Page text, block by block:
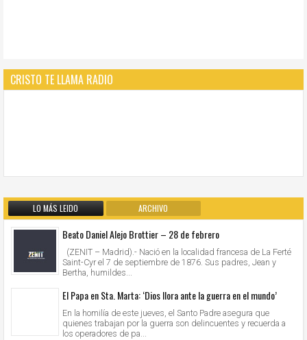
CRISTO TE LLAMA RADIO
LO MÁS LEIDO ARCHIVO
Beato Daniel Alejo Brottier – 28 de febrero
(ZENIT – Madrid).- Nació en la localidad francesa de La Ferté
Saint-Cyr el 7 de septiembre de 1876. Sus padres, Jean y
Bertha, humildes...
El Papa en Sta. Marta: ‘Dios llora ante la guerra en el mundo’
En la homilía de este jueves, el Santo Padre asegura que
quienes trabajan por la guerra son delincuentes y recuerda a
los operadores de pa...